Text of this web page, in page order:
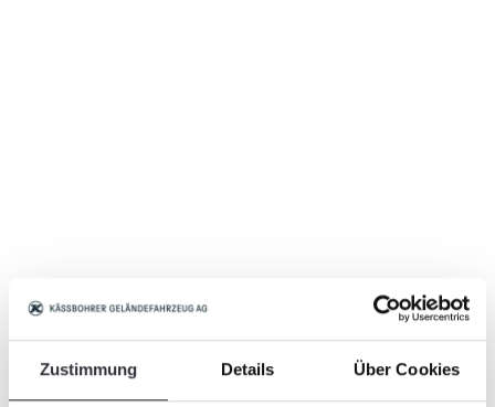
Zustimmung Details Über Cookies